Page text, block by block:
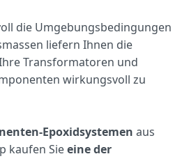
die Umgebungsbedingungen
liefern Ihnen die
Transformatoren und
wirkungsvoll zu
Epoxidsystemen aus
kaufen Sieeine der